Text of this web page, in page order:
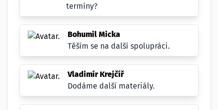
termíny?
Bohumil Micka
Těším se na další spolupráci.
Vladimír Krejčíř
Dodáme další materiály.